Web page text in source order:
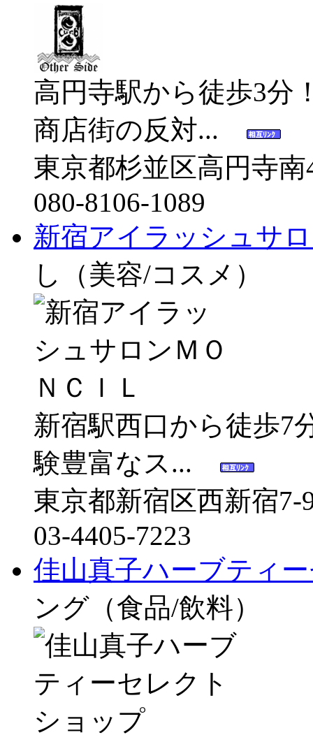
高円寺駅から徒歩3分
商店街の反対...
東京都杉並区高円寺
080-8106-1089
新宿アイラッシュサ
し（美容/コスメ）
新宿駅西口から徒歩
験豊富なス...
東京都新宿区西新宿
03-4405-7223
佳山真子ハーブティ
ング（食品/飲料）